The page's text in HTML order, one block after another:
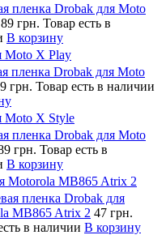
пленка Drobak для Moto
89 грн. Товар есть в
В корзину
Moto X Play
пленка Drobak для Moto
грн. Товар есть в наличии
Moto X Style
пленка Drobak для Moto
грн. Товар есть в
В корзину
Motorola MB865 Atrix 2
пленка Drobak для
MB865 Atrix 2 47 грн.
в наличии В корзину